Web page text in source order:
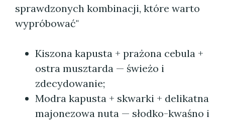
sprawdzonych kombinacji, które warto
wypróbować"
Kiszona kapusta + prażona cebula +
ostra musztarda — świeżo i
zdecydowanie;
Modra kapusta + skwarki + delikatna
majonezowa nuta — słodko-kwaśno i